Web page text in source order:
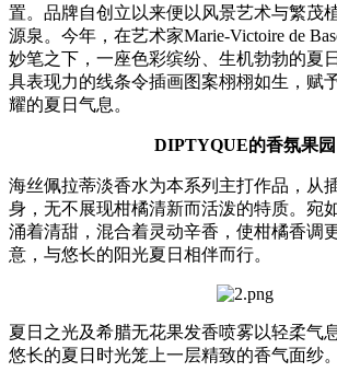
置。品牌自创立以来便以风景艺术与繁茂
源泉。今年，在艺术家Marie-Victoire de
妙笔之下，一座色彩缤纷、生机勃勃的夏
具表现力的线条令插画图案栩栩如生，赋
耀的夏日气息。
DIPTYQUE的香氛果园
海丝佩拉蒂淡香水为本系列主打作品，从
身，无不展现柑橘清新而活泼的特质。宛
涌着清甜，混合着灵动辛香，使柑橘香调
意，与悠长的阳光夏日相伴而行。
夏日之光及希腊无花果发香喷雾以轻柔气
悠长的夏日时光笼上一层精致的香气面纱。